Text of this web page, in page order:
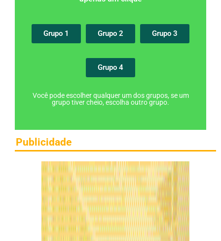
Grupo 1 Grupo 2 Grupo 3
Grupo 4
Você pode escolher qualquer um dos grupos, se um
grupo tiver cheio, escolha outro grupo.
Publicidade